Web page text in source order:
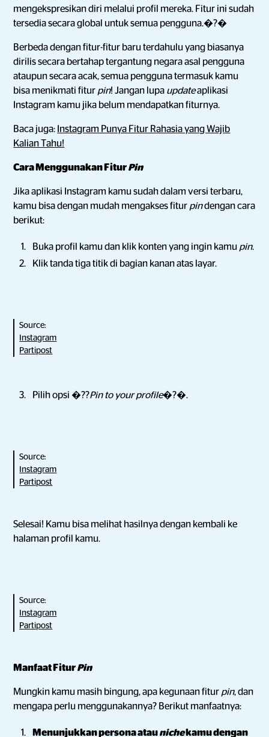
mengekspresikan diri melalui profil mereka. Fitur ini sudah
tersedia secara global untuk semua pengguna.�?�
Berbeda dengan fitur-fitur baru terdahulu yang biasanya
dirilis secara bertahap tergantung negara asal pengguna
ataupun secara acak, semua pengguna termasuk kamu
bisa menikmati fitur pin! Jangan lupa updateaplikasi
Instagram kamu jika belum mendapatkan fiturnya.
Baca juga: Instagram Punya Fitur Rahasia yang Wajib
Kalian Tahu!
Cara Menggunakan FiturPin
Jika aplikasi Instagram kamu sudah dalam versi terbaru,
kamu bisa dengan mudah mengakses fitur pindengan cara
berikut:
Buka profil kamu dan klik konten yang ingin kamu pin.
Klik tanda tiga titik di bagian kanan atas layar.
Source:
Instagram
Partipost
Pilih opsi �??Pin to your profile�?�.
Source:
Instagram
Partipost
Selesai! Kamu bisa melihat hasilnya dengan kembali ke
halaman profil kamu.
Source:
Instagram
Partipost
Manfaat FiturPin
Mungkin kamu masih bingung, apa kegunaan fitur pin, dan
mengapa perlu menggunakannya? Berikut manfaatnya:
Menunjukkan persona atauniche kamu dengan